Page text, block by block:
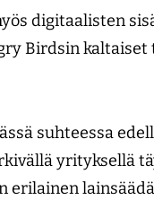
digitaalisten
Birdsin
suhteessa
yrityksellä
erilainen